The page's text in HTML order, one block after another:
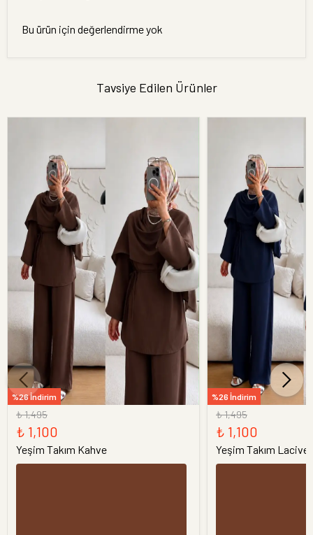
Bu ürün için değerlendirme yok
Tavsiye Edilen Ürünler
%26 İndirim
₺ 1,495
₺ 1,100
Yeşim Takım Kahve
%26 İndirim
₺ 1,495
₺ 1,100
Yeşim Takım